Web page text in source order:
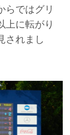
らではグリ
上に転がり
されまし